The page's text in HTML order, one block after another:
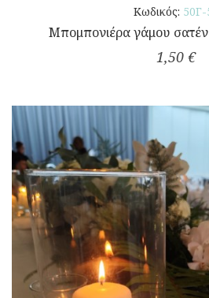
Κωδικός: 50Γ-
Μπομπονιέρα γάμου σατέν
1,50 €